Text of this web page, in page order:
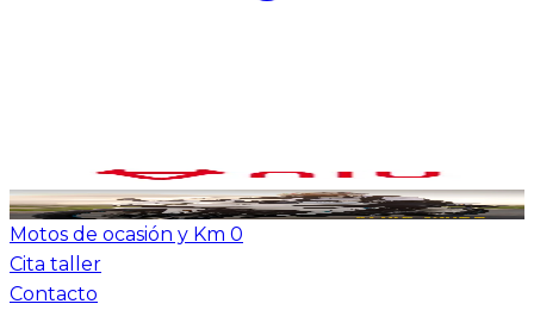
Ver todas las motos
ATV-Quad
Motos de ocasión y Km 0
Cita taller
Contacto